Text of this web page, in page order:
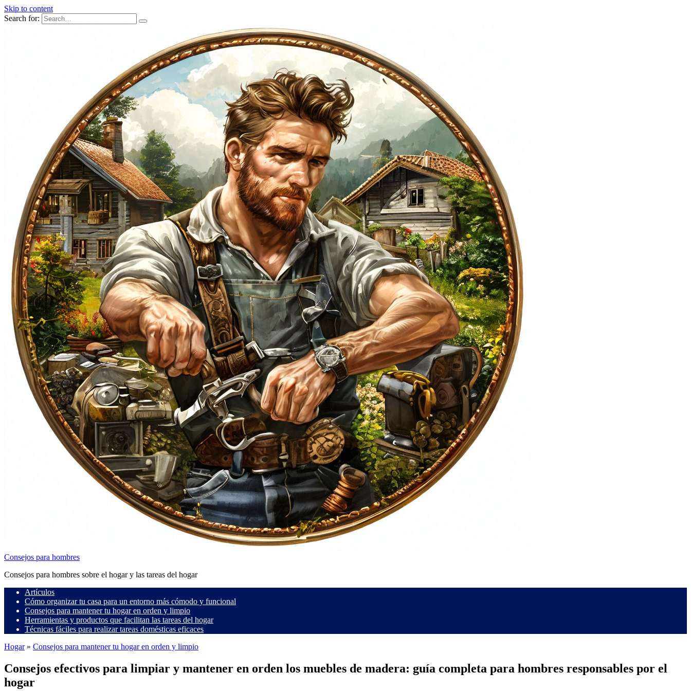
Skip to content
Search for:
Consejos para hombres
Consejos para hombres sobre el hogar y las tareas del hogar
Artículos
Cómo organizar tu casa para un entorno más cómodo y funcional
Consejos para mantener tu hogar en orden y limpio
Herramientas y productos que facilitan las tareas del hogar
Técnicas fáciles para realizar tareas domésticas eficaces
Hogar» Consejos para mantener tu hogar en orden y limpio
Consejos efectivos para limpiar y mantener en orden los muebles de madera: guía completa para hombres responsables por el
hogar